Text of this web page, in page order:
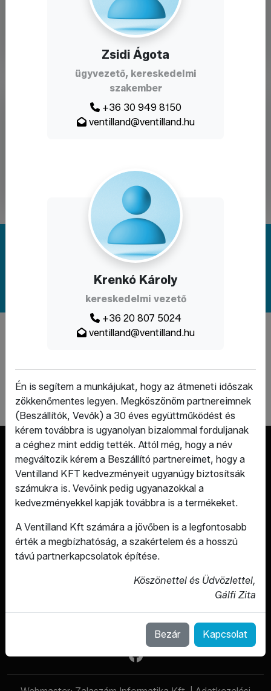
Megoldást keres? Írjon nekünk!
Kapcsolat
A weboldal a Demján Sándor Program keretében és
támogatásával valósult meg.
Szerelvények, amik hosszú távra
készülnek.
SZOLGÁLTATÁSAINK
TERMÉKEK
KAPCSOLAT
Zsidi Ágota
ügyvezető, kereskedelmi
szakember
+36 30 949 8150
ventilland@ventilland.hu
Krenkó Károly
kereskedelmi vezető
+36 20 807 5024
ventilland@ventilland.hu
Én is segítem a munkájukat, hogy az átmeneti időszak
zökkenőmentes legyen. Megköszönöm partnereimnek
(Beszállítók, Vevők) a 30 éves együttműködést és
kérem továbbra is ugyanolyan bizalommal forduljanak
a céghez mint eddig tették. Attól még, hogy a név
megváltozik kérem a Beszállító partnereimet, hogy a
Ventilland KFT kedvezményeit ugyanúgy biztosítsák
számukra is. Vevőink pedig ugyanazokkal a
kedvezményekkel kapják továbbra is a termékeket.
A Ventilland Kft számára a jövőben is a legfontosabb
érték a megbízhatóság, a szakértelem és a hosszú
távú partnerkapcsolatok építése.
Köszönettel és Üdvözlettel,
Gálfi Zita
Bezár Kapcsolat